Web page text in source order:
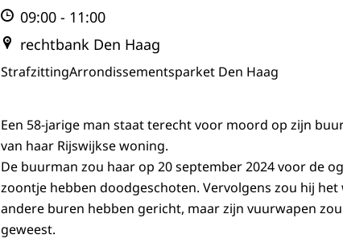
09:00 - 11:00
rechtbank Den Haag
StrafzittingArrondissementsparket Den Haag
Een 58-jarige man staat terecht voor moord op zijn
van haar Rijswijkse woning.
De buurman zou haar op 20 september 2024 voor de
zoontje hebben doodgeschoten. Vervolgens zou hij
andere buren hebben gericht, maar zijn vuurwapen
geweest.